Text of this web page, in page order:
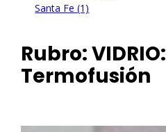
Santa Fe (1)
Rubro:VIDRIO:
Termofusión